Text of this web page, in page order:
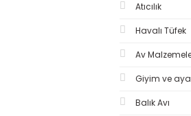
Atıcılık
Havalı Tüfek
Av
Giyim ve
Balık Avı